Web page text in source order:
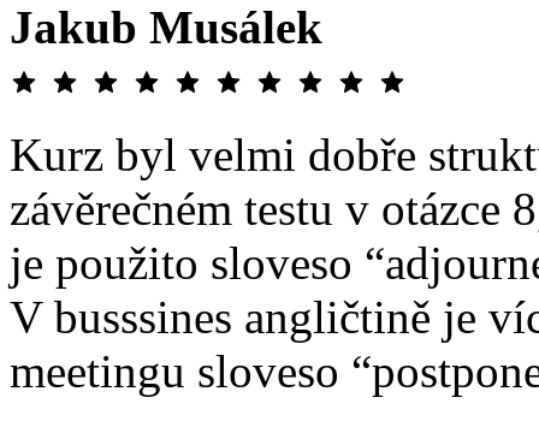
Jakub Musálek
Kurz byl velmi dobře
závěrečném testu v otázce
je použito sloveso
V busssines angličtině je
meetingu sloveso